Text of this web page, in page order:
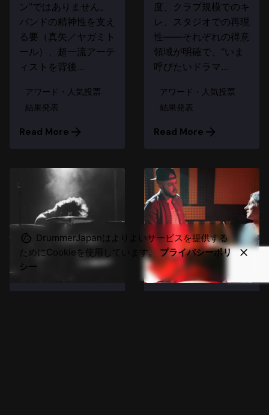
ン”ではありません。
バンドの精神性を支え
る要（真矢／ヤガミト
ール）、超一流アーテ
ィストを背後...
アワード・人気投票
結果発表
Read More
度、クラブ規模でのキ
レ、スタジオでの再現
性――それぞれの得意
領域が明確で、“いま
呼びたいドラマ...
アワード・人気投票
結果発表
Read More
DrummerJapanはよりよいサービスを提供する
ためにCookieを使用しています。 プライバシーポリ
シー